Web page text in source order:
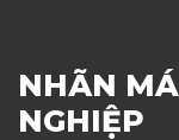
NHÃN
NGHIỆP